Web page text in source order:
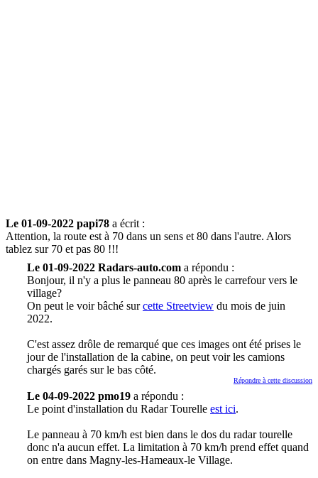
Le 01-09-2022 papi78 a écrit :
Attention, la route est à 70 dans un sens et 80 dans l'autre. Alors
tablez sur 70 et pas 80 !!!
Le 01-09-2022 Radars-auto.com a répondu :
Bonjour, il n'y a plus le panneau 80 après le carrefour vers le
village?
On peut le voir bâché surcette Streetview du mois de juin
2022.
C'est assez drôle de remarqué que ces images ont été prises le
jour de l'installation de la cabine, on peut voir les camions
chargés garés sur le bas côté.
Répondre à cette discussion
Le 04-09-2022 pmo19 a répondu :
Le point d'installation du Radar Tourelle est ici.
Le panneau à 70 km/h est bien dans le dos du radar tourelle
donc n'a aucun effet. La limitation à 70 km/h prend effet quand
on entre dans Magny-les-Hameaux-le Village.